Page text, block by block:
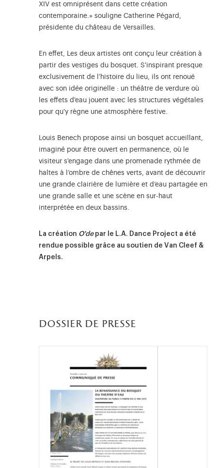
XIV est omniprésent dans cette création
contemporaine.» souligne Catherine Pégard,
présidente du château de Versailles.
En effet, Les deux artistes ont conçu leur création à
partir des vestiges du bosquet. S'inspirant presque
exclusivement de l'histoire du lieu, ils ont renoué
avec son idée originelle : un théâtre de verdure où
les effets d'eau jouent avec les structures végétales
pour qu'y règne une atmosphère festive.
Louis Benech propose ainsi un bosquet accueillant,
imaginé pour être ouvert en permanence, où le
visiteur s'engage dans une promenade rythmée de
haltes à l’ombre de chênes verts, avant de découvrir
une grande clairière de lumière et d’eau partagée en
une grande salle et une scène en sur-haut
interprétée en deux bassins.
La création O'depar le L.A. Dance Project a été
rendue possible grâce au soutien de Van Cleef &
Arpels.
dossier de presse